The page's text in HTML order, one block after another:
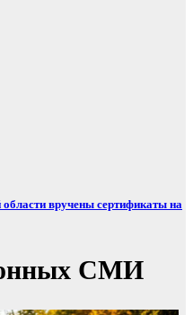
вручены сертификаты на